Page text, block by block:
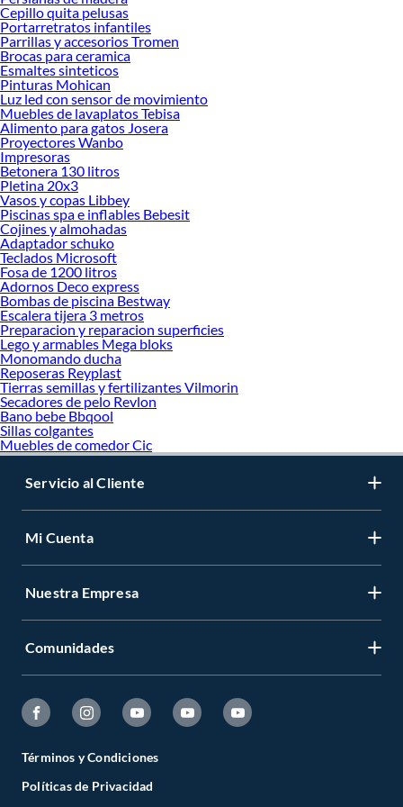
ofrecerte!
Encuentra una amplia variedad de productos de Vitrinas en Sodimac. Encuentra
todo lo necesario para tus proyectos de renovación y decoración. ¡Visítanos y
haz tus ideas realidad!
Cepillo quita pelusas
Portarretratos infantiles
Parrillas y accesorios Tromen
Brocas para ceramica
Esmaltes sinteticos
Pinturas Mohican
Luz led con sensor de movimiento
Muebles de lavaplatos Tebisa
Alimento para gatos Josera
Proyectores Wanbo
Impresoras
Betonera 130 litros
Pletina 20x3
Vasos y copas Libbey
Piscinas spa e inflables Bebesit
Cojines y almohadas
Adaptador schuko
Teclados Microsoft
Fosa de 1200 litros
Adornos Deco express
Bombas de piscina Bestway
Escalera tijera 3 metros
Preparacion y reparacion superficies
Lego y armables Mega bloks
Monomando ducha
Reposeras Reyplast
Tierras semillas y fertilizantes Vilmorin
Secadores de pelo Revlon
Bano bebe Bbqool
Sillas colgantes
Muebles de comedor Cic
Servicio al Cliente
Mi Cuenta
Nuestra Empresa
Comunidades
Términos y Condiciones
Políticas de Privacidad